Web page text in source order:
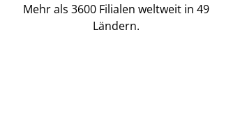
Mehr als 3600 Filialen weltweit in 49
Ländern.